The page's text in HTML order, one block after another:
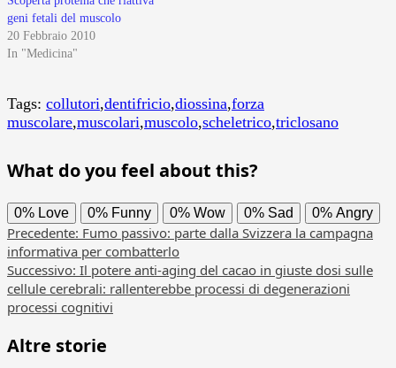
geni fetali del muscolo
20 Febbraio 2010
In "Medicina"
Tags: collutori,dentifricio,diossina,forza
muscolare,muscolari,muscolo,scheletrico,triclosano
What do you feel about this?
0% Love 0% Funny 0% Wow 0% Sad 0% Angry
Navigazione
articolo
Precedente: Fumo passivo: parte dalla Svizzera la campagna
informativa per combatterlo
Successivo: Il potere anti-aging del cacao in giuste dosi sulle
cellule cerebrali: rallenterebbe processi di degenerazioni
processi cognitivi
Altre storie